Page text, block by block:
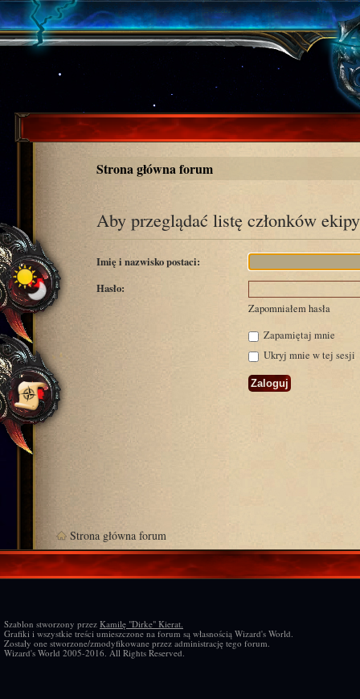
Strona główna forum
Aby przeglądać listę członków
Imię i nazwisko postaci:
Hasło:
Zapomniałem hasła
Zapamiętaj mnie
Ukryj mnie w tej sesji
Strona główna forum
Szablon stworzony przez Kamilę "Dirke" Kierat.
Grafiki i wszystkie treści umieszczone na forum są własnością Wizard's World.
Zostały one stworzone/zmodyfikowane przez administrację tego forum.
Wizard's World 2005-2016. All Rights Reserved.